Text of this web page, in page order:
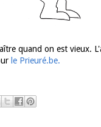
quand on est vieux.
le Prieuré.be.